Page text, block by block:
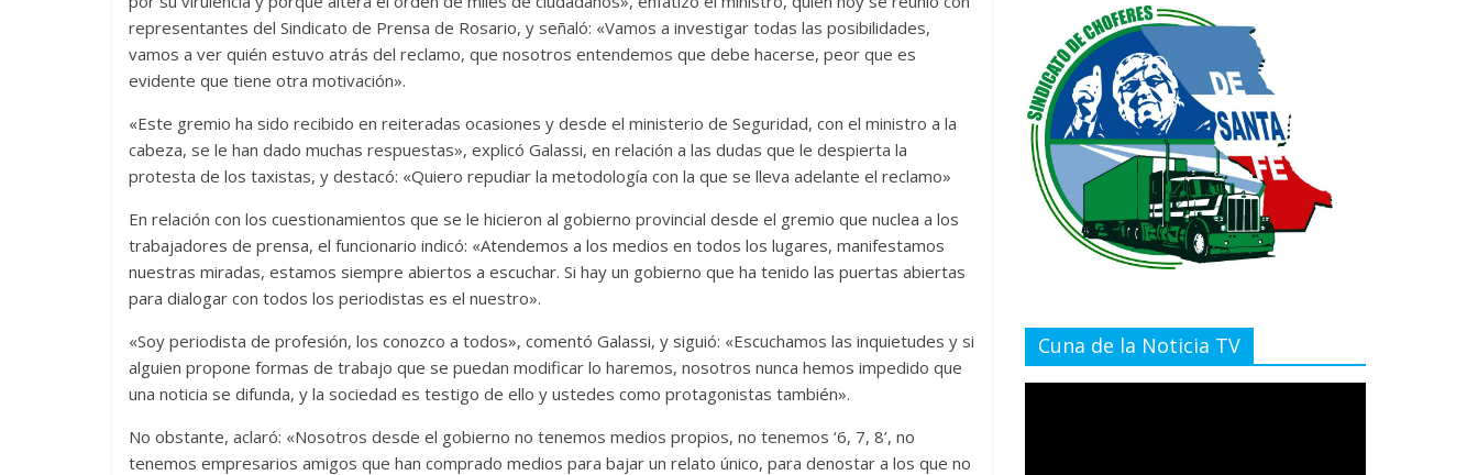
representantes del Sindicato de Prensa de Rosario, y señaló: «Vamos a investigar todas las posibilidades,
vamos a ver quién estuvo atrás del reclamo, que nosotros entendemos que debe hacerse, peor que es
evidente que tiene otra motivación».
«Este gremio ha sido recibido en reiteradas ocasiones y desde el ministerio de Seguridad, con el ministro a la
cabeza, se le han dado muchas respuestas», explicó Galassi, en relación a las dudas que le despierta la
protesta de los taxistas, y destacó: «Quiero repudiar la metodología con la que se lleva adelante el reclamo»
En relación con los cuestionamientos que se le hicieron al gobierno provincial desde el gremio que nuclea a los
trabajadores de prensa, el funcionario indicó: «Atendemos a los medios en todos los lugares, manifestamos
nuestras miradas, estamos siempre abiertos a escuchar. Si hay un gobierno que ha tenido las puertas abiertas
para dialogar con todos los periodistas es el nuestro».
«Soy periodista de profesión, los conozco a todos», comentó Galassi, y siguió: «Escuchamos las inquietudes y si
alguien propone formas de trabajo que se puedan modificar lo haremos, nosotros nunca hemos impedido que
una noticia se difunda, y la sociedad es testigo de ello y ustedes como protagonistas también».
No obstante, aclaró: «Nosotros desde el gobierno no tenemos medios propios, no tenemos ‘6, 7, 8’, no
tenemos empresarios amigos que han comprado medios para bajar un relato único, para denostar a los que no
Cuna de la Noticia TV